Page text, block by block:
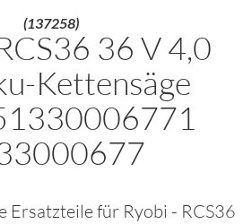
(137258)
36 V 4,0
Kettensäge
Ersatzteile für Ryobi - RCS36